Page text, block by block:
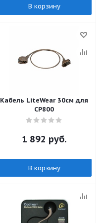
В корзину
Кабель LiteWear 30см для
CP800
1 892 руб.
В корзину